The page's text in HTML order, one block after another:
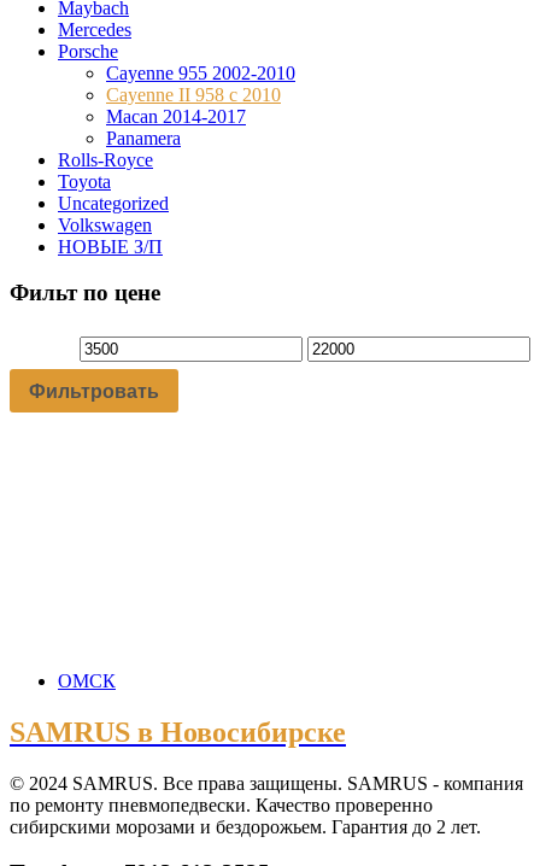
Maybach
Mercedes
Porsche
Cayenne 955 2002-2010
Cayenne II 958 с 2010
Macan 2014-2017
Panamera
Rolls-Royce
Toyota
Uncategorized
Volkswagen
НОВЫЕ З/П
Фильт по цене
Фильтровать
ОМСК
SAMRUS в Новосибирске
© 2024 SAMRUS. Все права защищены. SAMRUS - компания
по ремонту пневмопедвески. Качество проверенно
сибирскими морозами и бездорожьем. Гарантия до 2 лет.